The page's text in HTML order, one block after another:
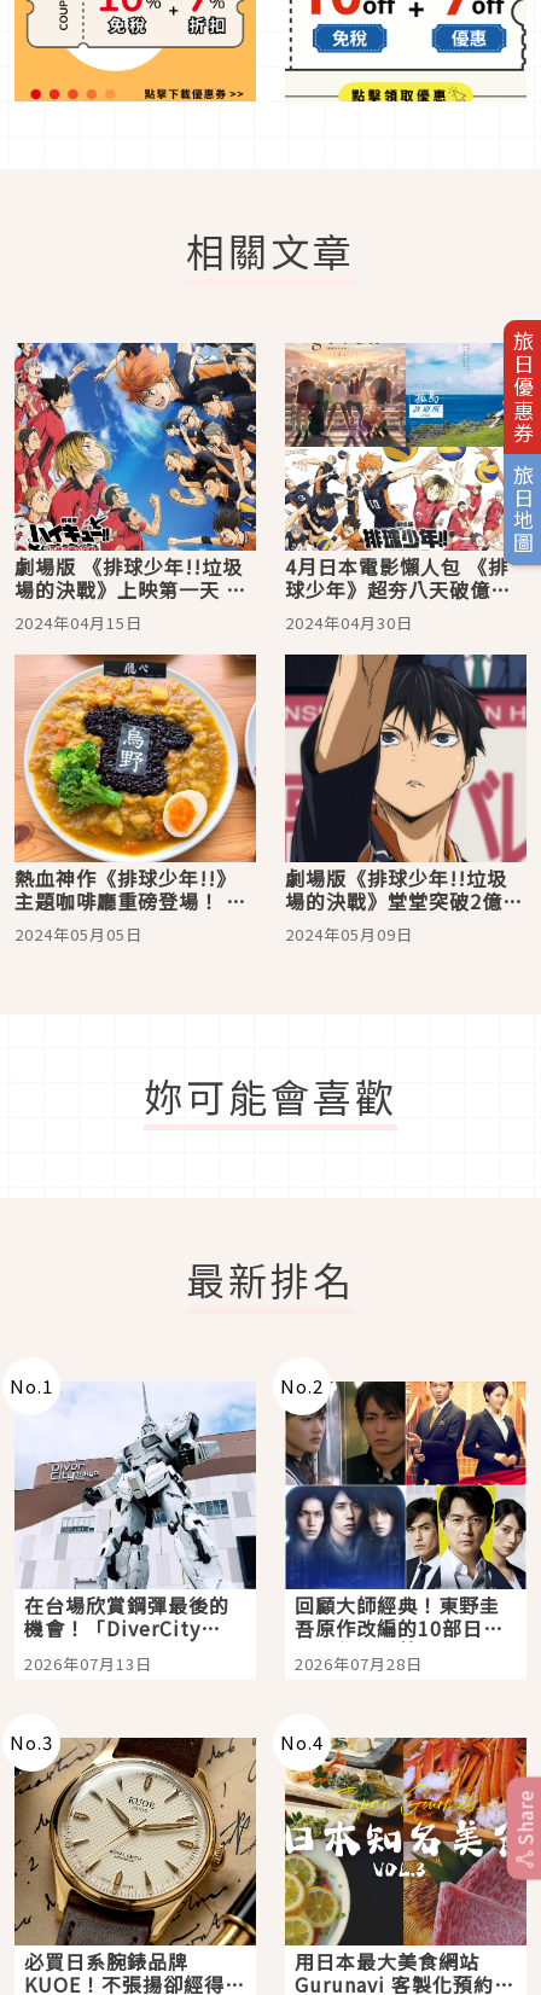
旅日優惠券
旅日地圖
相關文章
劇場版 《排球少年!!垃圾
場的決戰》上映第一天 全
台各大戲院影城排隊人潮
回歸疫情前榮景
2024年04月15日
4月日本電影懶人包 《排
球少年》超夯八天破億、
龜梨和也來台宣傳《怪物
樵夫》
2024年04月30日
熱血神作《排球少年!!》
主題咖啡廳重磅登場！ 最
新限定餐點和周邊搶先
看，快來FANFANS CAFÉ
2024年05月05日
劇場版《排球少年!!垃圾
場的決戰》堂堂突破2億大
關! 穩作影史日本電影第6
名
2024年05月09日
妳可能會喜歡
最新排名
No.1
在台場欣賞鋼彈最後的
機會！「DiverCity
Tokyo Plaza」搭船、
購物、美食及夜景，一
2026年07月13日
No.2
回顧大師經典！東野圭
吾原作改編的10部日本
影視作品推薦
2026年07月28日
No.3
必買日系腕錶品牌
KUOE！不張揚卻經得起
No.4
用日本最大美食網站
Gurunavi 客製化預約九
Share